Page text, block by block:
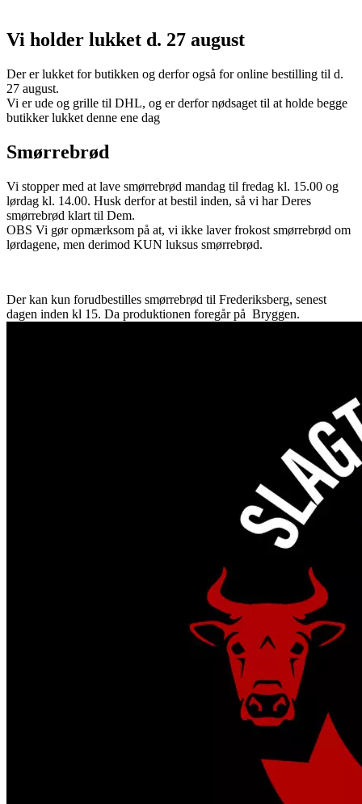
Vi holder lukket d. 27 august
Der er lukket for butikken og derfor også for online bestilling til d.
27 august.
Vi er ude og grille til DHL, og er derfor nødsaget til at holde begge
butikker lukket denne ene dag
Smørrebrød
Vi stopper med at lave smørrebrød mandag til fredag kl. 15.00 og
lørdag kl. 14.00. Husk derfor at bestil inden, så vi har Deres
smørrebrød klart til Dem.
OBS Vi gør opmærksom på at, vi ikke laver frokost smørrebrød om
lørdagene, men derimod KUN luksus smørrebrød.
Der kan kun forudbestilles smørrebrød til Frederiksberg, senest
dagen inden kl 15. Da produktionen foregår på Bryggen.